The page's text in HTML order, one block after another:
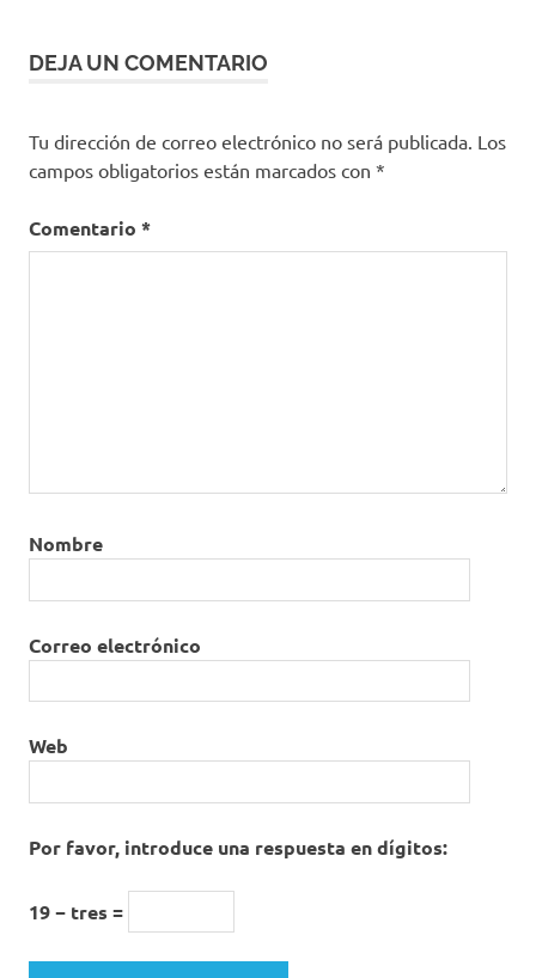
DEJA UN COMENTARIO
Tu dirección de correo electrónico no será publicada. Los
campos obligatorios están marcados con *
Comentario *
Nombre
Correo electrónico
Web
Por favor, introduce una respuesta en dígitos:
19 − tres =